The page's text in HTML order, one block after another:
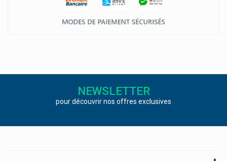
NEWSLETTER
pour découvrir nos offres exclusives